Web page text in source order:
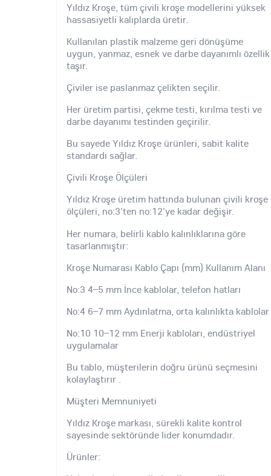
Yıldız Kroşe, tüm çivili kroşe modellerini yüksek
hassasiyetli kalıplarda üretir.
Kullanılan plastik malzeme geri dönüşüme
uygun, yanmaz, esnek ve darbe dayanımlı özellik
taşır.
Çiviler ise paslanmaz çelikten seçilir.
Her üretim partisi, çekme testi, kırılma testi ve
darbe dayanımı testinden geçirilir.
Bu sayede Yıldız Kroşe ürünleri, sabit kalite
standardı sağlar.
Çivili Kroşe Ölçüleri
Yıldız Kroşe üretim hattında bulunan çivili kroşe
ölçüleri, no:3'ten no:12'ye kadar değişir.
Her numara, belirli kablo kalınlıklarına göre
tasarlanmıştır:
Kroşe Numarası Kablo Çapı (mm) Kullanım Alanı
No:3 4–5 mm İnce kablolar, telefon hatları
No:4 6–7 mm Aydınlatma, orta kalınlıkta kablolar
No:10 10–12 mm Enerji kabloları, endüstriyel
uygulamalar
Bu tablo, müşterilerin doğru ürünü seçmesini
kolaylaştırır .
Müşteri Memnuniyeti
Yıldız Kroşe markası, sürekli kalite kontrol
sayesinde sektöründe lider konumdadır.
Ürünler: